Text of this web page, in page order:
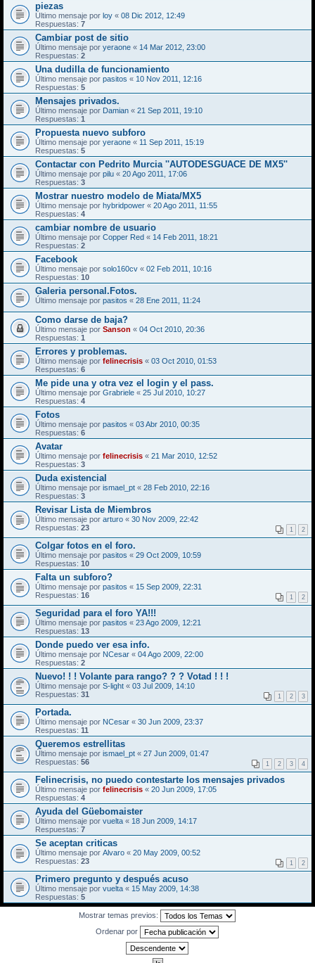
piezas
Último mensaje por loy « 08 Dic 2012, 12:49
Respuestas: 7
Cambiar post de sitio
Último mensaje por yeraone « 14 Mar 2012, 23:00
Respuestas: 2
Una dudilla de funcionamiento
Último mensaje por pasitos « 10 Nov 2011, 12:16
Respuestas: 5
Mensajes privados.
Último mensaje por Damian « 21 Sep 2011, 19:10
Respuestas: 1
Propuesta nuevo subforo
Último mensaje por yeraone « 11 Sep 2011, 15:19
Respuestas: 5
Contactar con Pedrito Murcia ''AUTODESGUACE DE MX5''
Último mensaje por pilu « 20 Ago 2011, 17:06
Respuestas: 3
Mostrar nuestro modelo de Miata/MX5
Último mensaje por hybridpower « 20 Ago 2011, 11:55
Respuestas: 4
cambiar nombre de usuario
Último mensaje por Copper Red « 14 Feb 2011, 18:21
Respuestas: 2
Facebook
Último mensaje por solo160cv « 02 Feb 2011, 10:16
Respuestas: 10
Galeria personal.Fotos.
Último mensaje por pasitos « 28 Ene 2011, 11:24
Como darse de baja?
Último mensaje por Sanson « 04 Oct 2010, 20:36
Respuestas: 1
Errores y problemas.
Último mensaje por felinecrisis « 03 Oct 2010, 01:53
Respuestas: 6
Me pide una y otra vez el login y el pass.
Último mensaje por Grabriele « 25 Jul 2010, 10:27
Respuestas: 4
Fotos
Último mensaje por pasitos « 03 Abr 2010, 00:35
Respuestas: 6
Avatar
Último mensaje por felinecrisis « 21 Mar 2010, 12:52
Respuestas: 3
Duda existencial
Último mensaje por ismael_pt « 28 Feb 2010, 22:16
Respuestas: 3
Revisar Lista de Miembros
Último mensaje por arturo « 30 Nov 2009, 22:42
Respuestas: 23 1 2
Colgar fotos en el foro.
Último mensaje por pasitos « 29 Oct 2009, 10:59
Respuestas: 10
Falta un subforo?
Último mensaje por pasitos « 15 Sep 2009, 22:31
Respuestas: 16 1 2
Seguridad para el foro YA!!!
Último mensaje por pasitos « 23 Ago 2009, 12:21
Respuestas: 13
Donde puedo ver esa info.
Último mensaje por NCesar « 04 Ago 2009, 22:00
Respuestas: 2
Nuevo! ! ! Volante para rango? ? ? Votad ! ! !
Último mensaje por S-light « 03 Jul 2009, 14:10
Respuestas: 31 1 2 3
Portada.
Último mensaje por NCesar « 30 Jun 2009, 23:37
Respuestas: 11
Queremos estrellitas
Último mensaje por ismael_pt « 27 Jun 2009, 01:47
Respuestas: 56 1 2 3 4
Felinecrisis, no puedo contestarte los mensajes privados
Último mensaje por felinecrisis « 20 Jun 2009, 17:05
Respuestas: 4
Ayuda del Güebomaister
Último mensaje por vuelta « 18 Jun 2009, 14:17
Respuestas: 7
Se aceptan criticas
Último mensaje por Alvaro « 20 May 2009, 00:52
Respuestas: 23 1 2
Primero pregunto y después acuso
Último mensaje por vuelta « 15 May 2009, 14:38
Respuestas: 5
Mostrar temas previos:
Ordenar por